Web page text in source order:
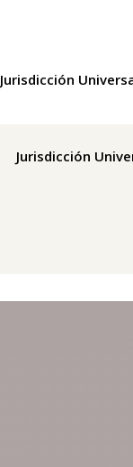
Jurisdicción
Jurisdicción